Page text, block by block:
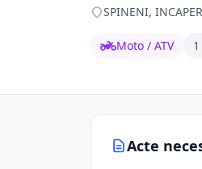
SPINENI,
Moto / ATV
Acte